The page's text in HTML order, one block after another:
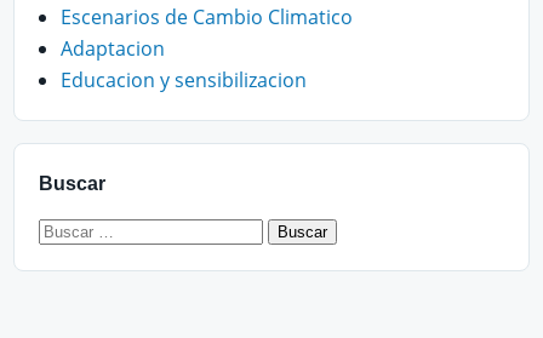
Escenarios de Cambio Climatico
Adaptacion
Educacion y sensibilizacion
Buscar
Buscar: